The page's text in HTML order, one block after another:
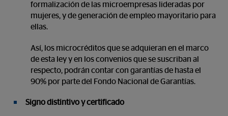
formalización de las microempresas lideradas por
mujeres, y de generación de empleo mayoritario para
ellas.
Así, los microcréditos que se adquieran en el marco
de esta ley y en los convenios que se suscriban al
respecto, podrán contar con garantías de hasta el
90% por parte del Fondo Nacional de Garantías.
Signo distintivo y certificado